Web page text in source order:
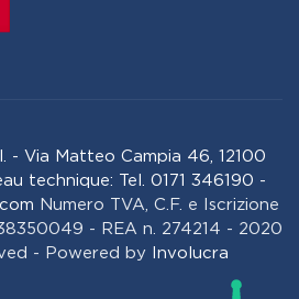
- Via Matteo Campia 46, 12100
technique: Tel. 0171 346190 -
Numero TVA, C.F. e Iscrizione
- REA n. 274214 - 2020
- Powered by Involucra